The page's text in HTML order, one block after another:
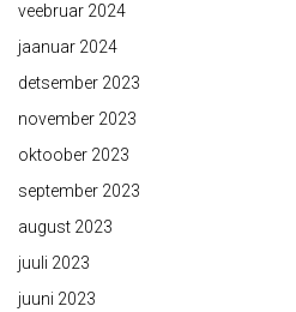
veebruar 2024
jaanuar 2024
detsember 2023
november 2023
oktoober 2023
september 2023
august 2023
juuli 2023
juuni 2023